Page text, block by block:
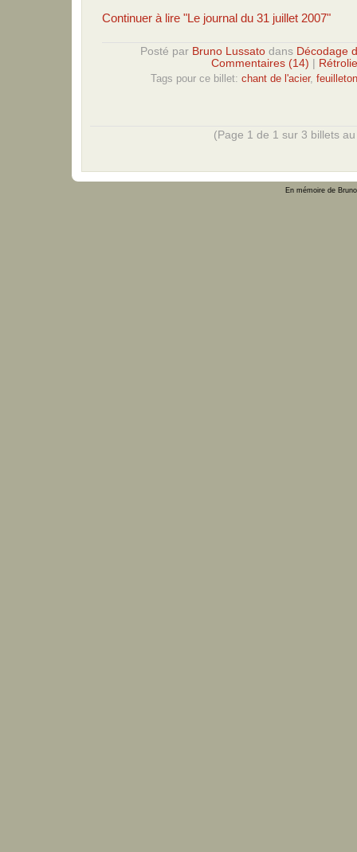
Continuer à lire "Le journal du 31 juillet 2007"
Posté par Bruno Lussato dans Décodage
Commentaires (14)
Tags pour ce billet: chant de l'acier, feuilleton
(Page 1 de 1 sur 3 billets
En mémoire de